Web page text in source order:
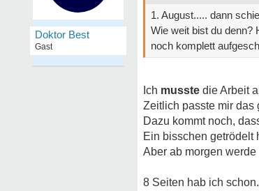
Doktor Best
Gast
1. August..... dann
Wie weit bist du denn?
noch komplett
Ich musste die Arbeit
Zeitlich passte mir das
Dazu kommt noch,
Ein bisschen getrödelt
Aber ab morgen
8 Seiten hab ich